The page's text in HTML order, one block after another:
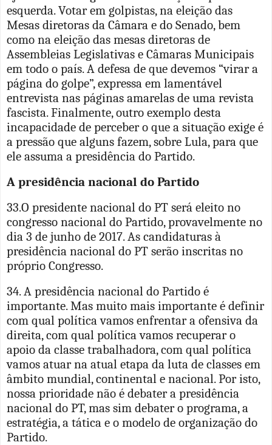
esquerda. Votar em golpistas, na eleição das
Mesas diretoras da Câmara e do Senado, bem
como na eleição das mesas diretoras de
Assembleias Legislativas e Câmaras Municipais
em todo o país. A defesa de que devemos “virar a
página do golpe”, expressa em lamentável
entrevista nas páginas amarelas de uma revista
fascista. Finalmente, outro exemplo desta
incapacidade de perceber o que a situação exige é
a pressão que alguns fazem, sobre Lula, para que
ele assuma a presidência do Partido.
A presidência nacional do Partido
33.O presidente nacional do PT será eleito no
congresso nacional do Partido, provavelmente no
dia 3 de junho de 2017. As candidaturas à
presidência nacional do PT serão inscritas no
próprio Congresso.
34. A presidência nacional do Partido é
importante. Mas muito mais importante é definir
com qual política vamos enfrentar a ofensiva da
direita, com qual política vamos recuperar o
apoio da classe trabalhadora, com qual política
vamos atuar na atual etapa da luta de classes em
âmbito mundial, continental e nacional. Por isto,
nossa prioridade não é debater a presidência
nacional do PT, mas sim debater o programa, a
estratégia, a tática e o modelo de organização do
Partido.